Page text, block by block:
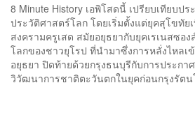
8 Minute History เอพิโสดนี้ เปรียบเทียบป
ประวัติศาสตร์โลก โดยเริ่มตั้งแต่ยุคสุโขทัย
สงครามครูเสด สมัยอยุธยากับยุคเรเนสซอ
โลกของชาวยุโรป ที่นำมาซึ่งการหลั่งไหลเ
อยุธยา ปิดท้ายด้วยกรุงธนบุรีกับการประกา
วิวัฒนาการชาติตะวันตกในยุคก่อนกรุงรัตน